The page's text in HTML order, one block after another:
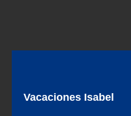
Vacaciones Isabel